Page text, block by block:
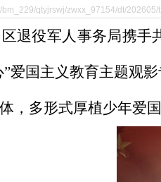
bm_229/qtyjrswj/zwxx_97154/dt/
区退役军人事务局携
”爱国主义教育主题观
，多形式厚植少年爱